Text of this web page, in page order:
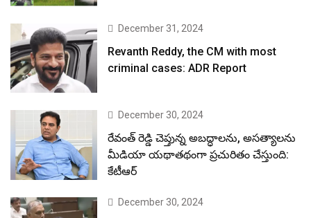
December 31, 2024
Revanth Reddy, the CM with most
criminal cases: ADR Report
December 30, 2024
రేవంత్ రెడ్డి చెప్తున్న అబద్ధాలను, అసత్యాలను
మీడియా యథాతథంగా ప్రచురితం చేస్తుంది:
కేటీఆర్
December 30, 2024